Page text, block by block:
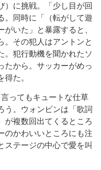
）に挑戦。「少し目が回
。同時に「（転がして遊
いた」と暴露すると、
。その犯人はアントンと
。犯行動機を聞かれたソ
たから。サッカーがめっ
た。
ってもキュートな仕草
う。ウォンビンは「歌詞
が複数回出てくるところ
のかわいいところにも注
ステージの中心で愛を叫